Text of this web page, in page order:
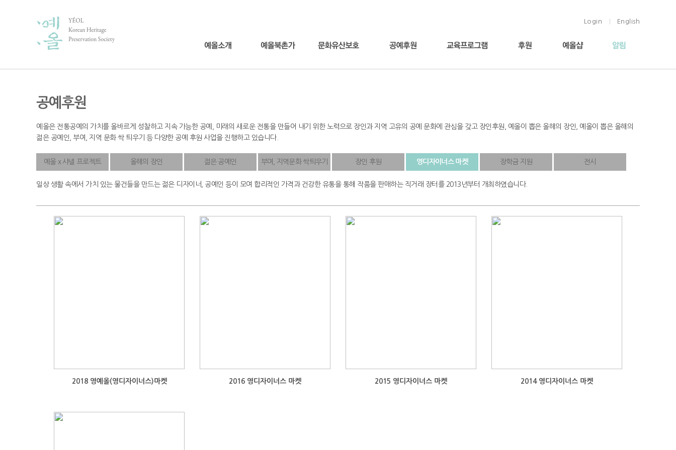
Login English
공예후원
예올은 전통공예의 가치를 올바르게 성찰하고 지속 가능한 공예, 미래의 새로운 전통을 만들어 내기 위한 노력으로 장인과 지역 고유의 공예 문화에 관심을 갖고 장인후원, 예올이 뽑은 올해의 장인, 예올이 뽑은 올해의
젊은 공예인, 부여, 지역 문화 싹 틔우기 등 다양한 공예 후원 사업을 진행하고 있습니다.
예올 x 샤넬 프로젝트 올해의 장인 젊은 공예인 부여, 지역문화 싹틔우기 장인 후원 영디자이너스 마켓 장학금 지원 전시
일상 생활 속에서 가치 있는 물건들을 만드는 젊은 디자이너, 공예인 등이 모여 합리적인 가격과 건강한 유통을 통해 작품을 판매하는 직거래 장터를 2013년부터 개최하였습니다.
2018 영예올(영디자이너스)마켓 2016 영디자이너스 마켓 2015 영디자이너스 마켓 2014 영디자이너스 마켓